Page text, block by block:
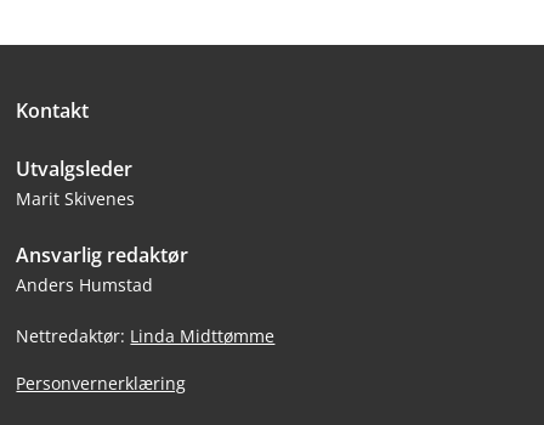
Bunntekst
Kontakt
Utvalgsleder
Marit Skivenes
Ansvarlig redaktør
Anders Humstad
Nettredaktør: Linda Midttømme
Personvernerklæring